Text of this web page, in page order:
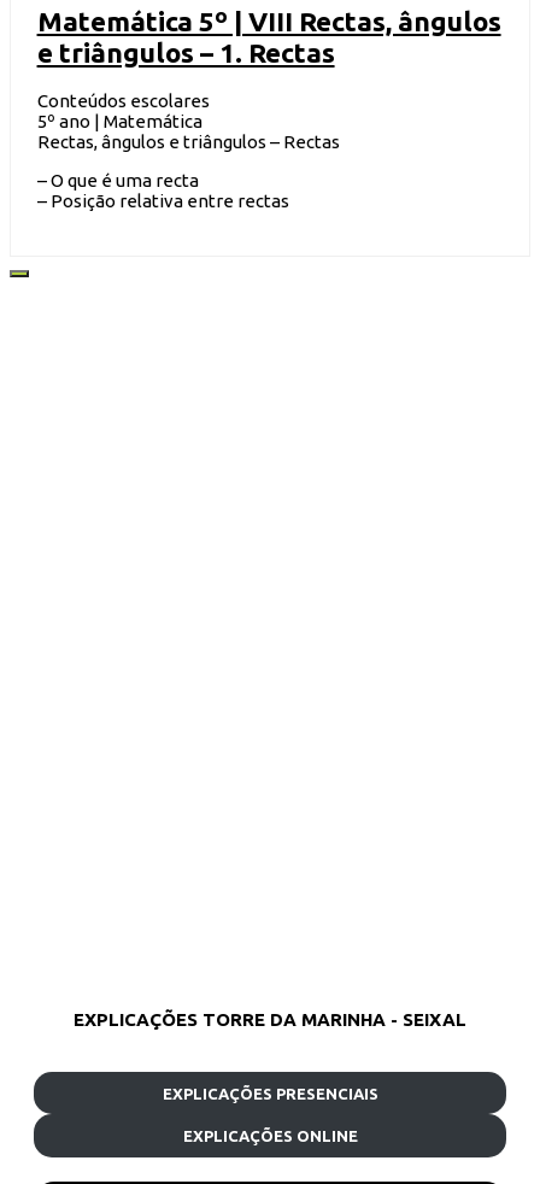
Matemática 5º | VIII Rectas, ângulos
e triângulos – 1. Rectas
Conteúdos escolares
5º ano | Matemática
Rectas, ângulos e triângulos – Rectas
– O que é uma recta
– Posição relativa entre rectas
EXPLICAÇÕES TORRE DA MARINHA - SEIXAL
EXPLICAÇÕES PRESENCIAIS
EXPLICAÇÕES ONLINE